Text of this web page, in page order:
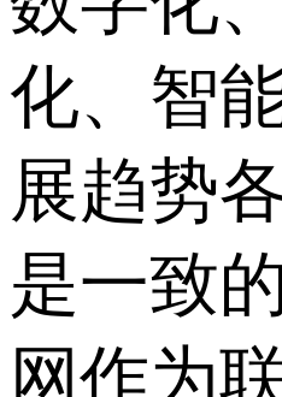
化、智
展趋势
是一致
网作为